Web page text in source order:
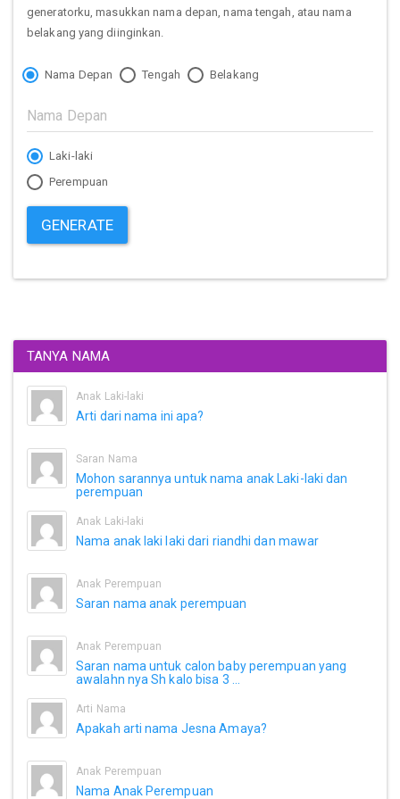
generatorku, masukkan nama depan, nama tengah, atau nama
belakang yang diinginkan.
Nama Depan Tengah Belakang
Laki-laki
Perempuan
GENERATE
TANYA NAMA
Anak Laki-laki
Arti dari nama ini apa?
Saran Nama
Mohon sarannya untuk nama anak Laki-laki dan
perempuan
Anak Laki-laki
Nama anak laki laki dari riandhi dan mawar
Anak Perempuan
Saran nama anak perempuan
Anak Perempuan
Saran nama untuk calon baby perempuan yang
awalahn nya Sh kalo bisa 3 ...
Arti Nama
Apakah arti nama Jesna Amaya?
Anak Perempuan
Nama Anak Perempuan